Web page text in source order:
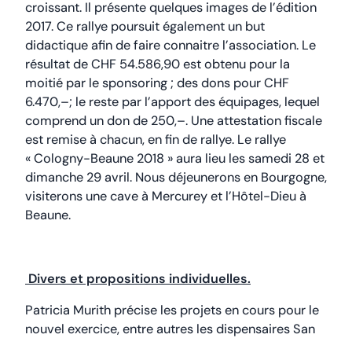
croissant. Il présente quelques images de l’édition
2017. Ce rallye poursuit également un but
didactique afin de faire connaitre l’association. Le
résultat de CHF 54.586,90 est obtenu pour la
moitié par le sponsoring ; des dons pour CHF
6.470,–; le reste par l’apport des équipages, lequel
comprend un don de 250,–. Une attestation fiscale
est remise à chacun, en fin de rallye. Le rallye
« Cologny-Beaune 2018 » aura lieu les samedi 28 et
dimanche 29 avril. Nous déjeunerons en Bourgogne,
visiterons une cave à Mercurey et l’Hôtel-Dieu à
Beaune.
Divers et propositions individuelles.
Patricia Murith précise les projets en cours pour le
nouvel exercice, entre autres les dispensaires San